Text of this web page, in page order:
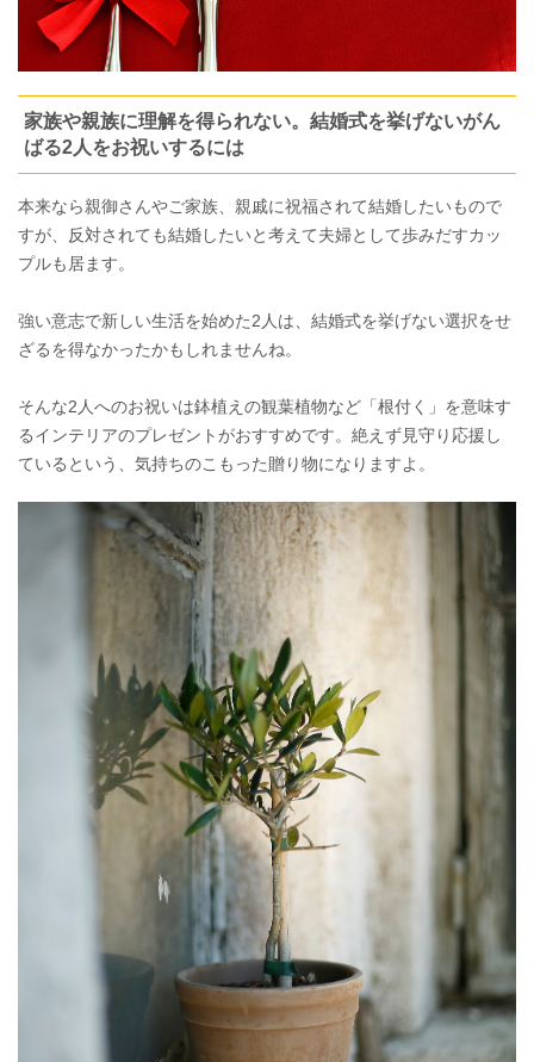
家族や親族に理解を得られない。結婚式を挙げないがん
ばる2人をお祝いするには
本来なら親御さんやご家族、親戚に祝福されて結婚したいもので
すが、反対されても結婚したいと考えて夫婦として歩みだすカッ
プルも居ます。
強い意志で新しい生活を始めた2人は、結婚式を挙げない選択をせ
ざるを得なかったかもしれませんね。
そんな2人へのお祝いは鉢植えの観葉植物など「根付く」を意味す
るインテリアのプレゼントがおすすめです。絶えず見守り応援し
ているという、気持ちのこもった贈り物になりますよ。